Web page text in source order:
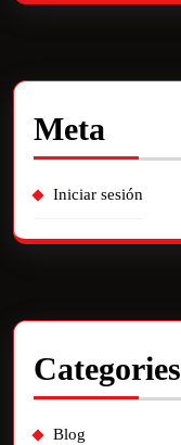
Meta
Iniciar sesión
Categories
Blog